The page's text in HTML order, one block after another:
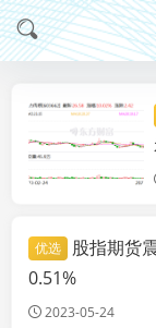
优选
股指期货
0.51%
2023-05-24